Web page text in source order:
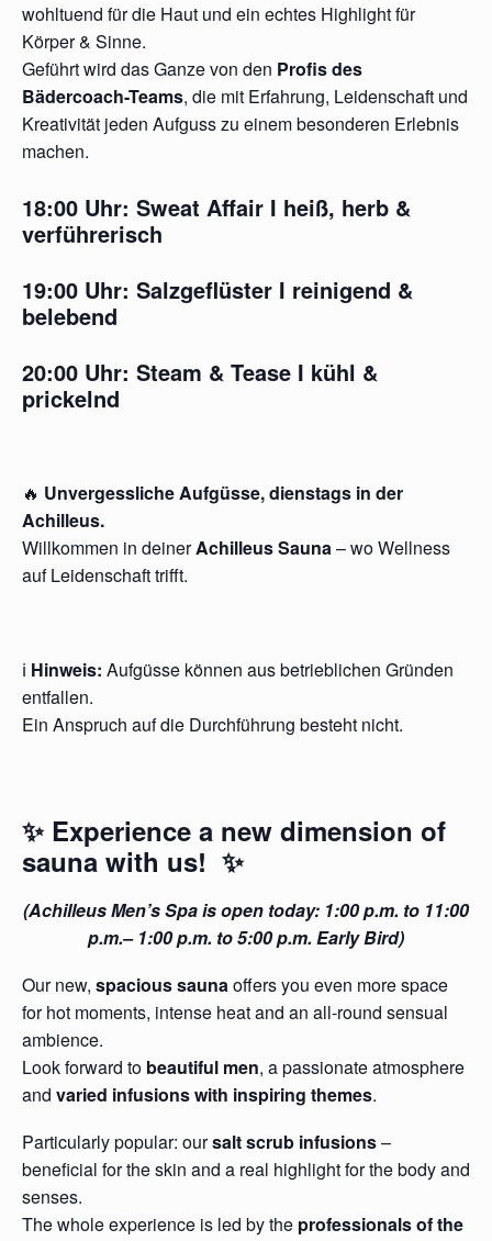
wohltuend für die Haut und ein echtes Highlight für
Körper & Sinne.
Geführt wird das Ganze von den Profis des
Bädercoach-Teams, die mit Erfahrung, Leidenschaft und
Kreativität jeden Aufguss zu einem besonderen Erlebnis
machen.
18:00 Uhr: Sweat Affair I heiß, herb &
verführerisch
19:00 Uhr: Salzgeflüster I reinigend &
belebend
20:00 Uhr: Steam & Tease I kühl &
prickelnd
🔥 Unvergessliche Aufgüsse, dienstags in der
Achilleus.
Willkommen in deinerAchilleus Sauna– wo Wellness
auf Leidenschaft trifft.
ℹ️ Hinweis: Aufgüsse können aus betrieblichen Gründen
entfallen.
Ein Anspruch auf die Durchführung besteht nicht.
✨ Experience a new dimension of
sauna with us! ✨
(Achilleus Men’s Spa is open today: 1:00 p.m. to 11:00
p.m.– 1:00 p.m. to 5:00 p.m. Early Bird)
Our new, spacious saunaoffers you even more space
for hot moments, intense heat and an all-round sensual
ambience.
Look forward to beautiful men, a passionate atmosphere
and varied infusions with inspiring themes.
Particularly popular: oursalt scrub infusions–
beneficial for the skin and a real highlight for the body and
senses.
The whole experience is led by the professionals of the